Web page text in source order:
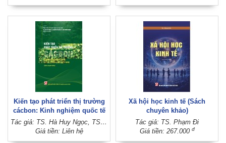
Kiến tạo phát triển thị trường
cácbon: Kinh nghiệm quốc tế
và lộ trình cho Việt Nam (Sách
chuyên khảo)
Tác giả: TS. Hà Huy Ngọc, TS. Nguyễn Thị Liễu, TS. Đào Minh Trang (Đồng chủ biên) (Viện Kinh tế Việt Nam và thế giới)
Giá tiền: Liên hệ
Xã hội học kinh tế (Sách
chuyên khảo)
Tác giả: TS. Phạm Đi
Giá tiền: 267.000 đ